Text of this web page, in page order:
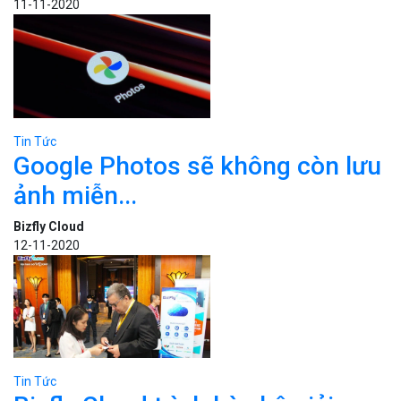
11-11-2020
Tin Tức
Google Photos sẽ không còn lưu
ảnh miễn...
Bizfly Cloud
12-11-2020
Tin Tức